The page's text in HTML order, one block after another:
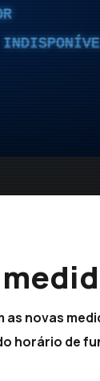
novas
horário de